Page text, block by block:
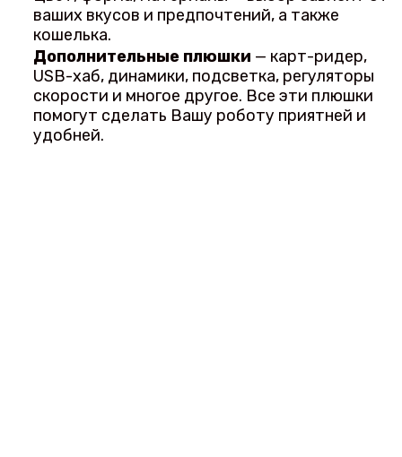
ваших вкусов и предпочтений, а также
кошелька.
Дополнительные плюшки — карт-ридер,
USB-хаб, динамики, подсветка, регуляторы
скорости и многое другое. Все эти плюшки
помогут сделать Вашу роботу приятней и
удобней.